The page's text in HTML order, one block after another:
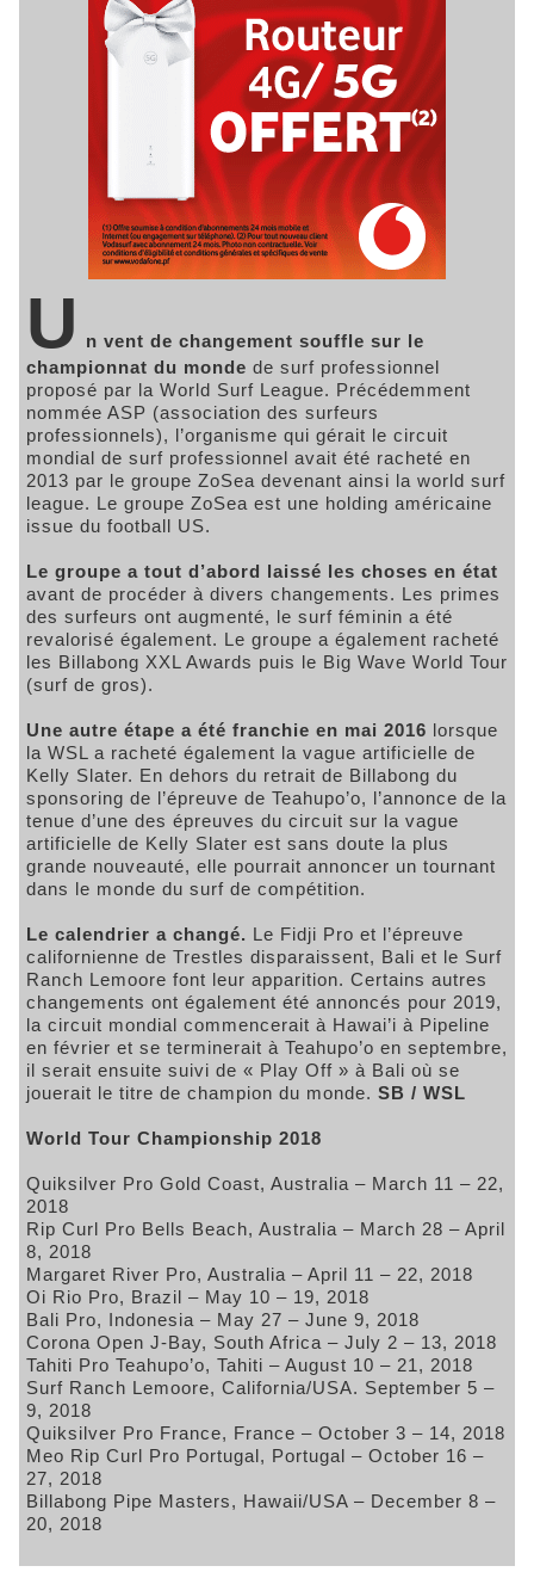
U
n vent de changement souffle sur le
championnat du monde de surf professionnel
proposé par la World Surf League. Précédemment
nommée ASP (association des surfeurs
professionnels), l’organisme qui gérait le circuit
mondial de surf professionnel avait été racheté en
2013 par le groupe ZoSea devenant ainsi la world surf
league. Le groupe ZoSea est une holding américaine
issue du football US.
Le groupe a tout d’abord laissé les choses en état
avant de procéder à divers changements. Les primes
des surfeurs ont augmenté, le surf féminin a été
revalorisé également. Le groupe a également racheté
les Billabong XXL Awards puis le Big Wave World Tour
(surf de gros).
Une autre étape a été franchie en mai 2016 lorsque
la WSL a racheté également la vague artificielle de
Kelly Slater. En dehors du retrait de Billabong du
sponsoring de l’épreuve de Teahupo’o, l’annonce de la
tenue d’une des épreuves du circuit sur la vague
artificielle de Kelly Slater est sans doute la plus
grande nouveauté, elle pourrait annoncer un tournant
dans le monde du surf de compétition.
Le calendrier a changé. Le Fidji Pro et l’épreuve
californienne de Trestles disparaissent, Bali et le Surf
Ranch Lemoore font leur apparition. Certains autres
changements ont également été annoncés pour 2019,
la circuit mondial commencerait à Hawai’i à Pipeline
en février et se terminerait à Teahupo’o en septembre,
il serait ensuite suivi de « Play Off » à Bali où se
jouerait le titre de champion du monde. SB / WSL
World Tour Championship 2018
Quiksilver Pro Gold Coast, Australia – March 11 – 22,
2018
Rip Curl Pro Bells Beach, Australia – March 28 – April
8, 2018
Margaret River Pro, Australia – April 11 – 22, 2018
Oi Rio Pro, Brazil – May 10 – 19, 2018
Bali Pro, Indonesia – May 27 – June 9, 2018
Corona Open J-Bay, South Africa – July 2 – 13, 2018
Tahiti Pro Teahupo’o, Tahiti – August 10 – 21, 2018
Surf Ranch Lemoore, California/USA. September 5 –
9, 2018
Quiksilver Pro France, France – October 3 – 14, 2018
Meo Rip Curl Pro Portugal, Portugal – October 16 –
27, 2018
Billabong Pipe Masters, Hawaii/USA – December 8 –
20, 2018